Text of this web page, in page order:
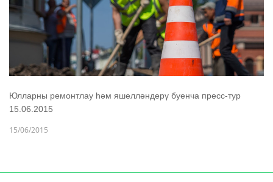
Юлларны ремонтлау һәм яшелләндерү буенча пресс-тур
15.06.2015
15/06/2015